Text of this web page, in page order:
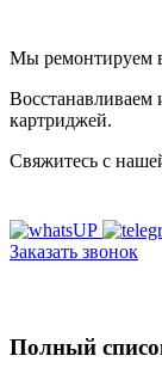
Мы ремонтируем
Восстанавливаем
картриджей.
Свяжитесь с
Заказать звонок
Полный